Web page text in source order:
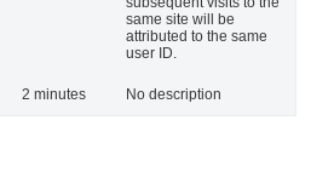
same site will be
attributed to the same
user ID.
2 minutes No description